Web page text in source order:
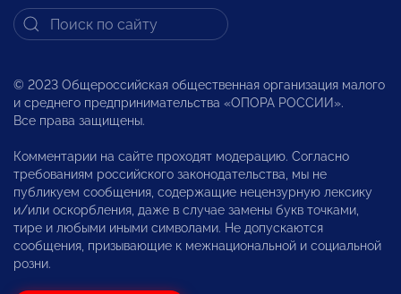
© 2023 Общероссийская общественная организация малого
и среднего предпринимательства «ОПОРА РОССИИ».
Все права защищены.
Комментарии на сайте проходят модерацию. Согласно
требованиям российского законодательства, мы не
публикуем сообщения, содержащие нецензурную лексику
и/или оскорбления, даже в случае замены букв точками,
тире и любыми иными символами. Не допускаются
сообщения, призывающие к межнациональной и социальной
розни.